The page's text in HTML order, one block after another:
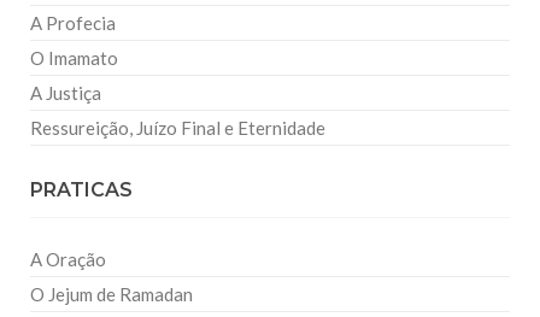
A Profecia
O Imamato
A Justiça
Ressureição, Juízo Final e Eternidade
PRATICAS
A Oração
O Jejum de Ramadan